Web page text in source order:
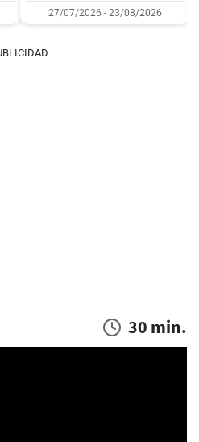
27/07/2026 - 23/08/2026
30 min.